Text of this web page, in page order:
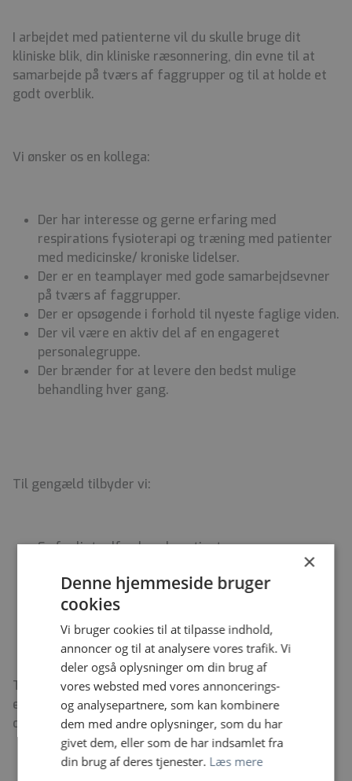
I arbejdet med patienterne vil du skulle bruge dit
kliniske blik, din kliniske ræsonnering, din evne til at
samarbejde på tværs af faggrupper og til at holde et
godt overblik.
Vi ønsker os en kollega:
Der har interesse og gerne erfaring med
respirations fysioterapi og træning med patienter
med medicinske/ kroniske lidelser.
Der er en teamplayer med gode samarbejdsevner
på tværs af faggrupper.
Der er opsøgende i forhold til nyeste faglige viden.
Der vil være en aktiv del af en engageret
personalegruppe.
Der brænder for at levere den bedst mulige
behandling hver gang.
Til gengæld tilbyder vi:
En fagligt udfordrende patientgruppe.
Aktive, engagerede og positive kolleger.
Et godt arbejdsmiljø, hvor vi lægger vægt på
åbenhed, fleksibilitet og plads til den enkelte.
Team 1 i Hillerød består af 20 fysioterapeuter og 3
ergoterapeuter, en sekretær, en husassistent og en
overterapeut.
×
Denne hjemmeside bruger
cookies
Vi bruger cookies til at tilpasse indhold,
annoncer og til at analysere vores trafik. Vi
deler også oplysninger om din brug af
vores websted med vores annoncerings-
og analysepartnere, som kan kombinere
dem med andre oplysninger, som du har
givet dem, eller som de har indsamlet fra
din brug af deres tjenester. Læs mere